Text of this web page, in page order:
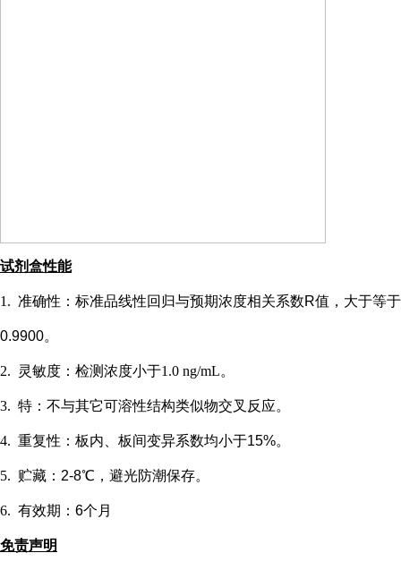
试剂盒性能
1. 准确性：标准品线性回归与预期浓度相关系数R值，大于等于
0.9900。
2. 灵敏度：检测浓度小于1.0 ng/mL。
3. 特：不与其它可溶性结构类似物交叉反应。
4. 重复性：板内、板间变异系数均小于15%。
5. 贮藏： 2-8℃，避光防潮保存。
6. 有效期： 6个月
免责声明